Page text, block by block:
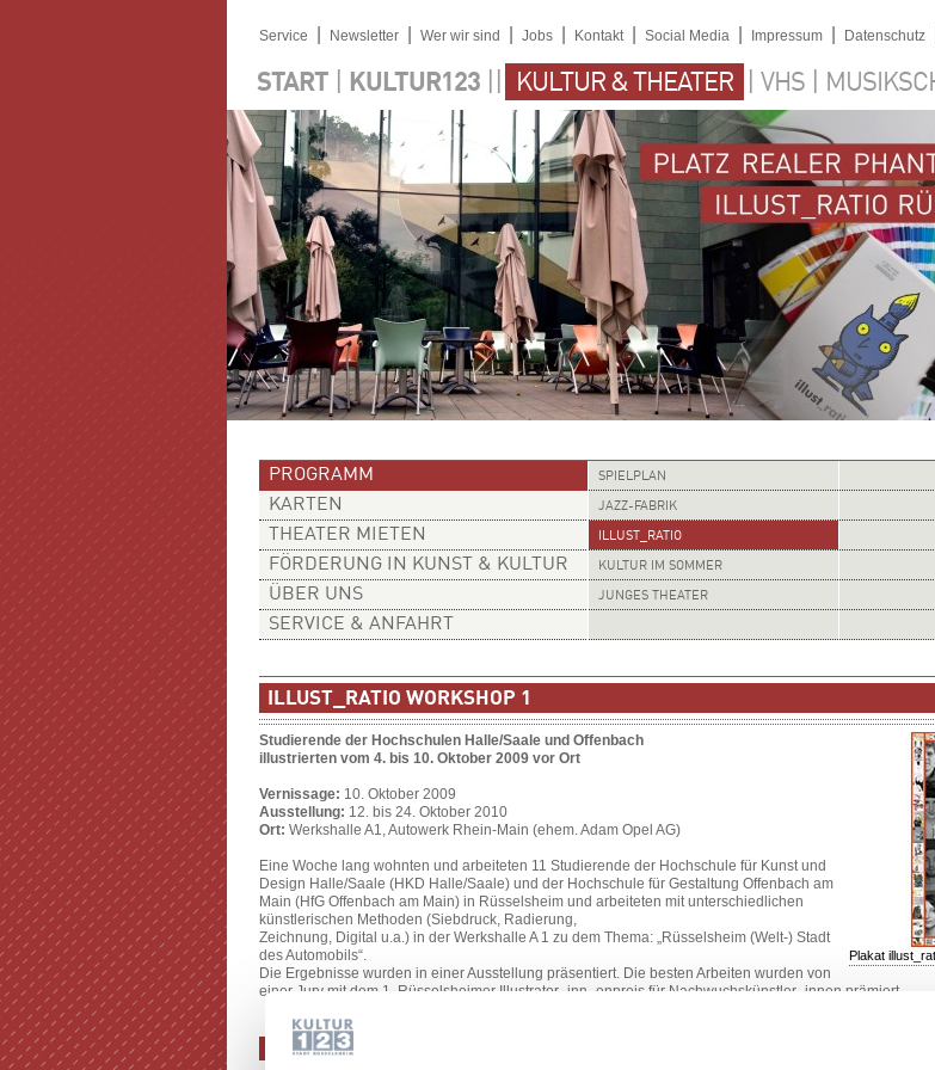
Service Newsletter Wer wir sind Jobs Kontakt Social Media Impressum Datenschutz
START KULTUR123 KULTUR & THEATER VHS
PROGRAMM
KARTEN
THEATER MIETEN
FÖRDERUNG IN KUNST & KULTUR
ÜBER UNS
SERVICE & ANFAHRT
SPIELPLAN
JAZZ-FABRIK
ILLUST_RATIO
KULTUR IM SOMMER
JUNGES THEATER
ILLUST_RATIO WORKSHOP 1
Plakat
Studierende der Hochschulen Halle/Saale und Offenbach
illustrierten vom 4. bis 10. Oktober 2009 vor Ort
Vernissage: 10. Oktober 2009
Ausstellung: 12. bis 24. Oktober 2010
Ort: Werkshalle A1, Autowerk Rhein-Main (ehem. Adam Opel AG)
Eine Woche lang wohnten und arbeiteten 11 Studierende der Hochschule für Kunst und
Design Halle/Saale (HKD Halle/Saale) und der Hochschule für Gestaltung Offenbach am
Main (HfG Offenbach am Main) in Rüsselsheim und arbeiteten mit unterschiedlichen
künstlerischen Methoden (Siebdruck, Radierung,
Zeichnung, Digital u.a.) in der Werkshalle A 1 zu dem Thema: „Rüsselsheim (Welt-) Stadt
des Automobils“.
Die Ergebnisse wurden in einer Ausstellung präsentiert. Die besten Arbeiten wurden von
einer Jury mit dem 1. Rüsselsheimer Illustrator_inn_enpreis für Nachwuchskünstler_innen prämiert.
DIE TEILNEHMENDEN: